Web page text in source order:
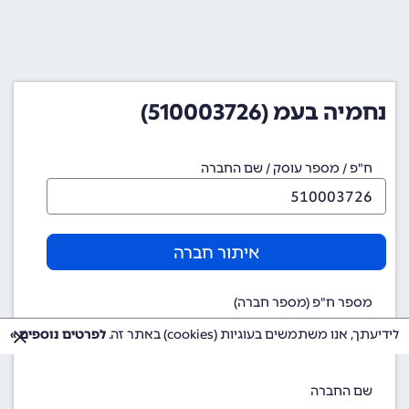
נחמיה בעמ (510003726)
ח"פ / מספר עוסק / שם החברה
איתור חברה
מספר ח"פ (מספר חברה)
510003726
שם החברה
לידיעתך, אנו משתמשים בעוגיות (cookies) באתר זה. לפרטים נוספים »